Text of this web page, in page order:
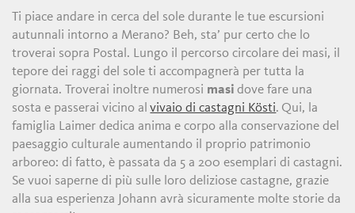
Ti piace andare in cerca del sole durante le tue escursioni
autunnali intorno a Merano? Beh, sta’ pur certo che lo
troverai sopra Postal. Lungo il percorso circolare dei masi, il
tepore dei raggi del sole ti accompagnerà per tutta la
giornata. Troverai inoltre numerosi masidove fare una
sosta e passerai vicino al vivaio di castagni Kösti. Qui, la
famiglia Laimer dedica anima e corpo alla conservazione del
paesaggio culturale aumentando il proprio patrimonio
arboreo: di fatto, è passata da 5 a 200 esemplari di castagni.
Se vuoi saperne di più sulle loro deliziose castagne, grazie
alla sua esperienza Johann avrà sicuramente molte storie da